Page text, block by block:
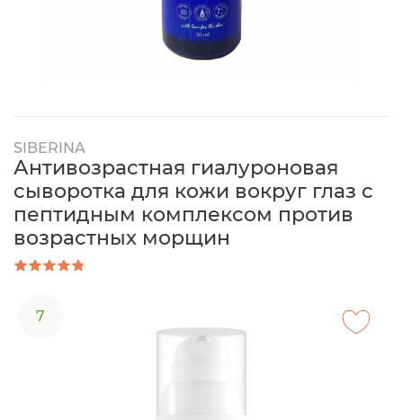
SIBERINA
Антивозрастная гиалуроновая
сыворотка для кожи вокруг глаз с
пептидным комплексом против
возрастных морщин
7